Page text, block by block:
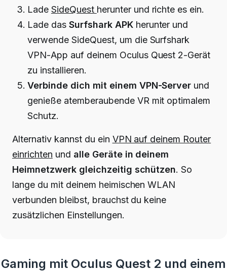
Lade SideQuest herunter und richte es ein.
Lade das Surfshark APKherunter und
verwende SideQuest, um die Surfshark
VPN-App auf deinem Oculus Quest 2-Gerät
zu installieren.
Verbinde dich mit einem VPN-Server und
genieße atemberaubende VR mit optimalem
Schutz.
Alternativ kannst du ein VPN auf deinem Router
einrichten und alle Geräte in deinem
Heimnetzwerk gleichzeitig schützen. So
lange du mit deinem heimischen WLAN
verbunden bleibst, brauchst du keine
zusätzlichen Einstellungen.
Gaming mit Oculus Quest 2 und einem